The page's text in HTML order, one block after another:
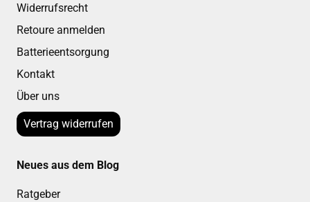
Widerrufsrecht
Retoure anmelden
Batterieentsorgung
Kontakt
Über uns
Vertrag widerrufen
Neues aus dem Blog
Ratgeber